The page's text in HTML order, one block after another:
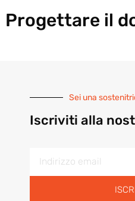
Progettare il
Sei una
Iscriviti alla